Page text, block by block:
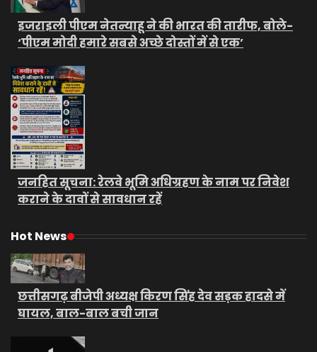
इजराइली पीएम नेतन्याहू ने की भारत की तारीफ, बोले-
‘पीएम मोदी हमारे सबसे अच्छे दोस्तों में से एक’
जनहित सूचना: रेलवे भूमि अधिग्रहण के नाम पर निवेश
कराने के दावों से सावधान रहें
Hot News
छत्तीसगढ़ बीजेपी अध्यक्ष किरण सिंह देव सड़क हादसे में
घायल, बाल-बाल बची जान